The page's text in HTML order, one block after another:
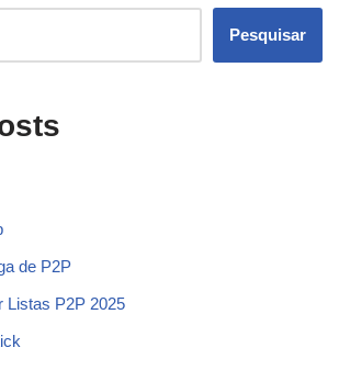
Pesquisar
de P2P
Listas P2P 2025